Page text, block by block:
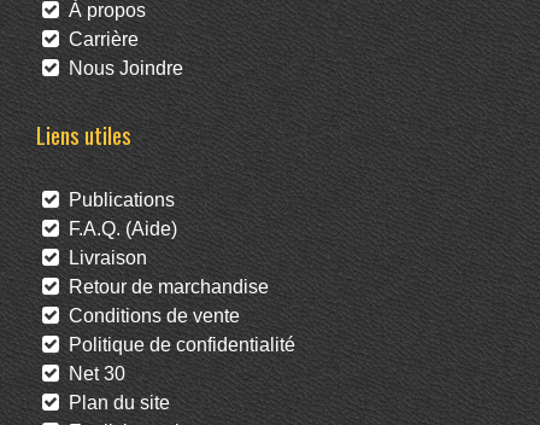
À propos
Carrière
Nous Joindre
Liens utiles
Publications
F.A.Q. (Aide)
Livraison
Retour de marchandise
Conditions de vente
Politique de confidentialité
Net 30
Plan du site